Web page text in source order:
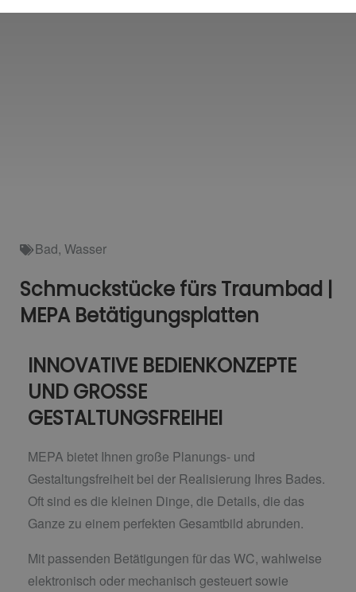
Bad, Wasser
Schmuckstücke fürs Traumbad |
MEPA Betätigungsplatten
INNOVATIVE BEDIENKONZEPTE
UND GROSSE
GESTALTUNGSFREIHEI
MEPA bietet Ihnen große Planungs- und
Gestaltungsfreiheit bei der Realisierung Ihres Bades.
Oft sind es die kleinen Dinge, die Details, die das
Ganze zu einem perfekten Gesamtbild abrunden.
Mit passenden Betätigungen für das WC, wahlweise
elektronisch oder mechanisch gesteuert sowie